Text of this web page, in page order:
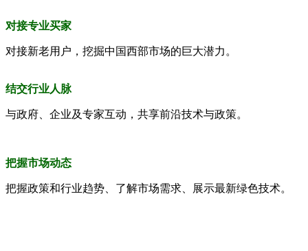
对接专业买家
对接新老用户，挖掘中国西部市场的巨大潜力。
结交行业人脉
与政府、企业及专家互动，共享前沿技术与政策。
把握市场动态
把握政策和行业趋势、了解市场需求、展示最新绿色技术。